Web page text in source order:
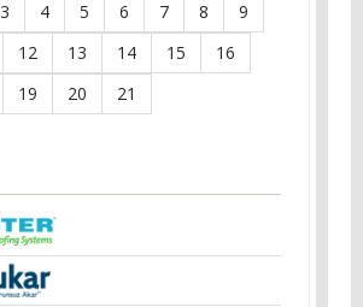
3 4 5 6 7 8
9
12 13 14 15
16
19 20 21